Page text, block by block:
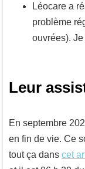
Léocare a
problème
ouvrées). Je
Leur
En septembre
en fin de vie. Ce
tout ça dans cet